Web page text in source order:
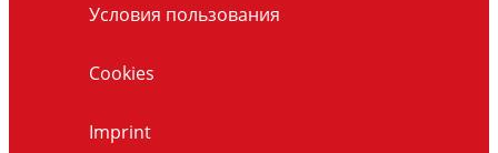
Условия пользования
Cookies
Imprint